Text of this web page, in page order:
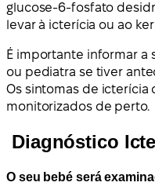
glucose-6-fosfato
levar à icterícia ou ao
É importante informar a
ou pediatra se tiver
Os sintomas de
monitorizados de perto.
Diagnóstico
O seu bebé será